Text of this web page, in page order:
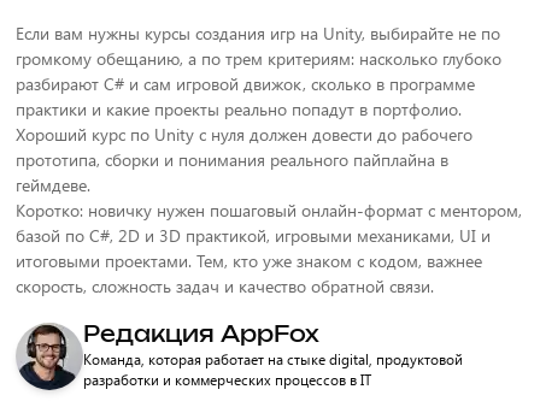
Если вам нужны курсы создания игр на Unity, выбирайте не по
громкому обещанию, а по трем критериям: насколько глубоко
разбирают C# и сам игровой движок, сколько в программе
практики и какие проекты реально попадут в портфолио.
Хороший курс по Unity с нуля должен довести до рабочего
прототипа, сборки и понимания реального пайплайна в
геймдеве.
Коротко: новичку нужен пошаговый онлайн-формат с ментором,
базой по C#, 2D и 3D практикой, игровыми механиками, UI и
итоговыми проектами. Тем, кто уже знаком с кодом, важнее
скорость, сложность задач и качество обратной связи.
Редакция AppFox
Команда, которая работает на стыке digital, продуктовой
разработки и коммерческих процессов в IT